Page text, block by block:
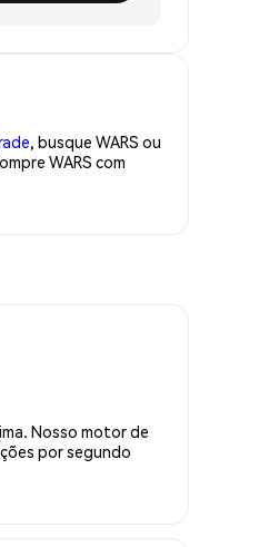
, busque WARS ou
WARS com
Nosso motor de
por segundo